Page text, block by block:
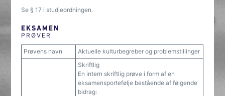
Se § 17 i studieordningen.
EKSAMEN
PRØVER
Prøvens navn Aktuelle kulturbegreber og problemstillinger
Skriftlig
En intern skriftlig prøve i form af en
eksamensportefølje bestående af følgende
bidrag: